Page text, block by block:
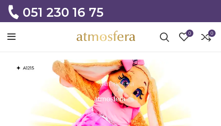
051 230 16 75
0 0